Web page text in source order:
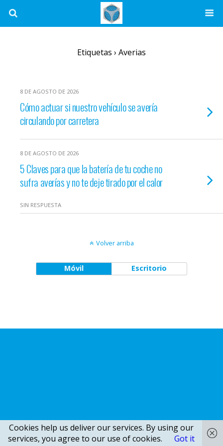
Etiquetas › Averias
8 DE AGOSTO DE 2026
Cómo actuar si nuestro vehículo se avería
circulando por carretera
8 DE AGOSTO DE 2026
5 Claves para que la batería de tu coche no
sufra averías y no te deje tirado por el calor
SIN RESPUESTA
Volver arriba
Móvil Escritorio
Cookies help us deliver our services. By using our
services, you agree to our use of cookies.
Got it